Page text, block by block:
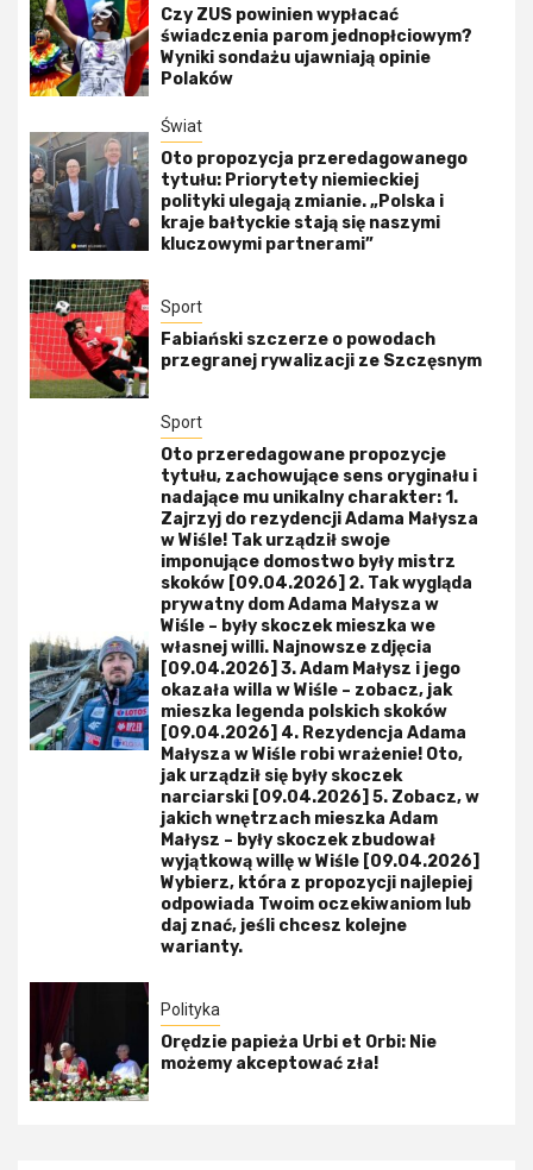
Czy ZUS powinien wypłacać
świadczenia parom jednopłciowym?
Wyniki sondażu ujawniają opinie
Polaków
Świat
Oto propozycja przeredagowanego
tytułu: Priorytety niemieckiej
polityki ulegają zmianie. „Polska i
kraje bałtyckie stają się naszymi
kluczowymi partnerami”
Sport
Fabiański szczerze o powodach
przegranej rywalizacji ze Szczęsnym
Sport
Oto przeredagowane propozycje
tytułu, zachowujące sens oryginału i
nadające mu unikalny charakter: 1.
Zajrzyj do rezydencji Adama Małysza
w Wiśle! Tak urządził swoje
imponujące domostwo były mistrz
skoków [09.04.2026] 2. Tak wygląda
prywatny dom Adama Małysza w
Wiśle – były skoczek mieszka we
własnej willi. Najnowsze zdjęcia
[09.04.2026] 3. Adam Małysz i jego
okazała willa w Wiśle – zobacz, jak
mieszka legenda polskich skoków
[09.04.2026] 4. Rezydencja Adama
Małysza w Wiśle robi wrażenie! Oto,
jak urządził się były skoczek
narciarski [09.04.2026] 5. Zobacz, w
jakich wnętrzach mieszka Adam
Małysz – były skoczek zbudował
wyjątkową willę w Wiśle [09.04.2026]
Wybierz, która z propozycji najlepiej
odpowiada Twoim oczekiwaniom lub
daj znać, jeśli chcesz kolejne
warianty.
Polityka
Orędzie papieża Urbi et Orbi: Nie
możemy akceptować zła!